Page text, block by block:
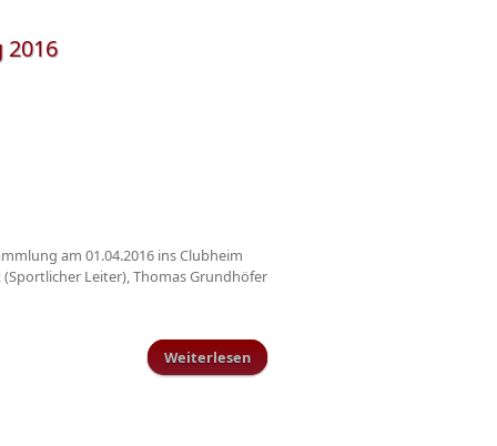
am 01.04.2016 ins Clubheim
Leiter), Thomas Grundhöfer
Weiterlesen